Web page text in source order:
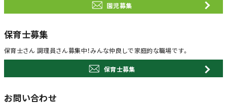
園児募集
保育士募集
保育士さん 調理員さん募集中！みんな仲良しで家庭的な職場です。
保育士募集
お問い合わせ